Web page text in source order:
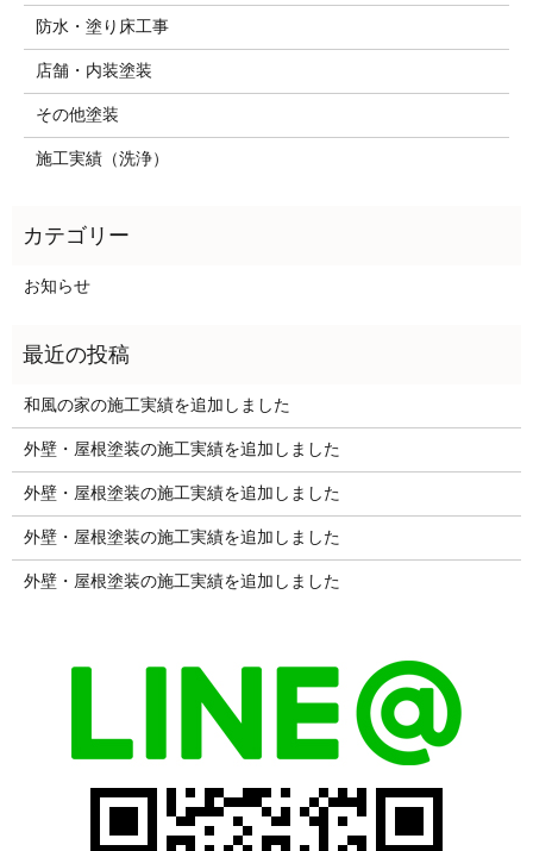
防水・塗り床工事
店舗・内装塗装
その他塗装
施工実績（洗浄）
お知らせ
和風の家の施工実績を追加しました
外壁・屋根塗装の施工実績を追加しました
外壁・屋根塗装の施工実績を追加しました
外壁・屋根塗装の施工実績を追加しました
外壁・屋根塗装の施工実績を追加しました